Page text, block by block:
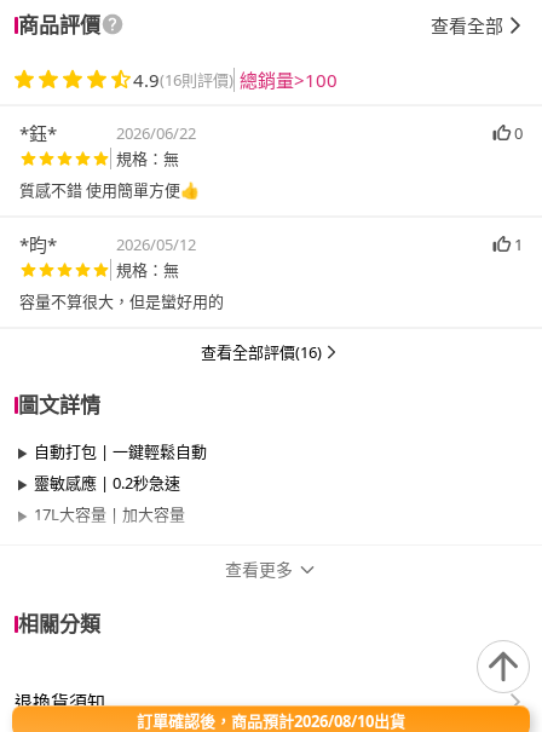
商品評價 查看全部
4.9(16則評價) 總銷量>100
*鈺* 2026/06/22
0
規格：無
質感不錯 使用簡單方便👍
*昀* 2026/05/12
1
規格：無
容量不算很大，但是蠻好用的
查看全部評價(16)
圖文詳情
自動打包 | 一鍵輕鬆自動
靈敏感應 | 0.2秒急速
17L大容量 | 加大容量
類型 感應式
查看更多
相關分類
退換貨須知
訂單確認後，商品預計2026/08/10出貨